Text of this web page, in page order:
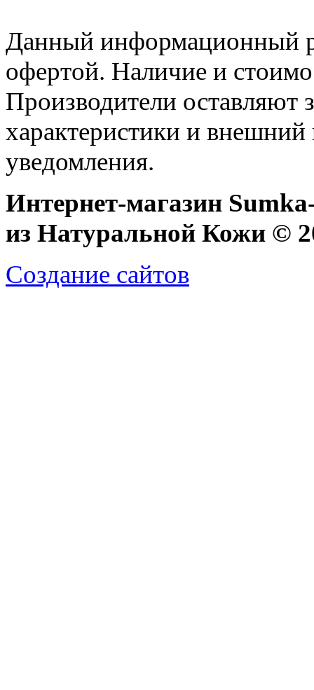
Данный информационный
офертой. Наличие и
Производители оставляют
характеристики и внешний
уведомления.
Интернет-магазин
из Натуральной Кожи ©
Создание сайтов